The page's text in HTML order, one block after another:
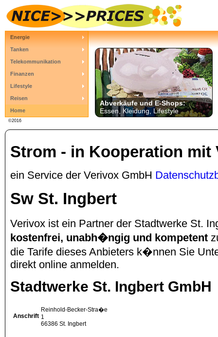
Energie
Tanken
Telekommunikation
Finanzen
Lifestyle
Reisen
Home
©2016
Abverkäufe und E-Shops:
Essen, Kleidung, Lifestyle
Strom - in Kooperation mit
ein Service der Verivox GmbH
Sw St. Ingbert
Verivox ist ein Partner der Stadtwerke St.
kostenfrei, unabh�ngig und kompetent
die Tarife dieses Anbieters k�nnen Sie
direkt online anmelden.
Stadtwerke St. Ingbert GmbH
Anschrift
Reinhold-Becker-Stra�e
1
66386 St. Ingbert